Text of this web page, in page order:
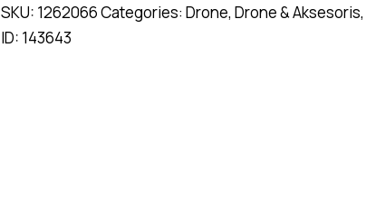
SKU: 1262066Categories: Drone, Drone & Aksesoris,
ID: 143643